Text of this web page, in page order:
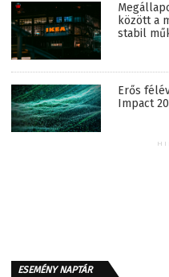
között a
stabil
Erős
Impact
ESEMÉNY NAPTÁR